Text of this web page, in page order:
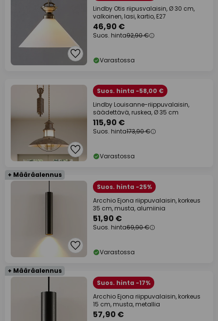
Lindby Otis riipusvalaisin, Ø 30 cm,
valkoinen, lasi, kartio, E27
46,90 €
Suos. hinta92,90 €
Varastossa
Suos. hinta -58,00 €
Lindby Louisanne-riippuvalaisin,
säädettävä, ruskea, Ø 35 cm
115,90 €
Suos. hinta173,90 €
Varastossa
+ Määräalennus
Suos. hinta -25%
Arcchio Ejona riippuvalaisin, korkeus
35 cm, musta, alumiinia
51,90 €
Suos. hinta69,90 €
Varastossa
+ Määräalennus
Suos. hinta -17%
Arcchio Ejona riippuvalaisin, korkeus
15 cm, musta, metallia
57,90 €